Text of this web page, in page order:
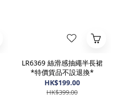
LR6369 絲滑感抽繩半長裙
*特價貨品不設退換*
HK$199.00
HK$399.00